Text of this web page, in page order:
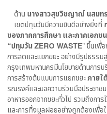
ด้าน นางสาวสุขวิชญาณ์ นสมท
เขตปทุมวันมีความยินดีอย่างยิ่งที่
ของภาคการศึกษา และภาคเอกช
“ปทุมวัน ZERO WASTE” ขึ้นเพื่
การลดและแยกขยะ อย่างมีรูปธรรม
กรุงเทพมหานครมีนโยบายด้านการ
การสร้างต้นแบบการแยกขยะภายใ
รณรงค์และขอความร่วมมือประชาช
อาหารออกจากขยะทั่วไป รวมถึงกา
และการทิ้งมูลฝอยอย่างถูกต้องเพื่อ